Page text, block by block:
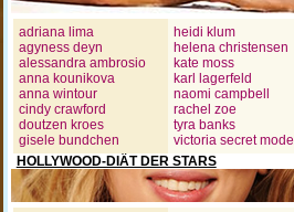
adriana lima
agyness deyn
alessandra ambrosio
anna kounikova
anna wintour
cindy crawford
doutzen kroes
gisele bundchen
heidi klum
helena christensen
kate moss
karl lagerfeld
naomi campbell
rachel zoe
tyra banks
victoria secret model
HOLLYWOOD-DIÄT DER STARS